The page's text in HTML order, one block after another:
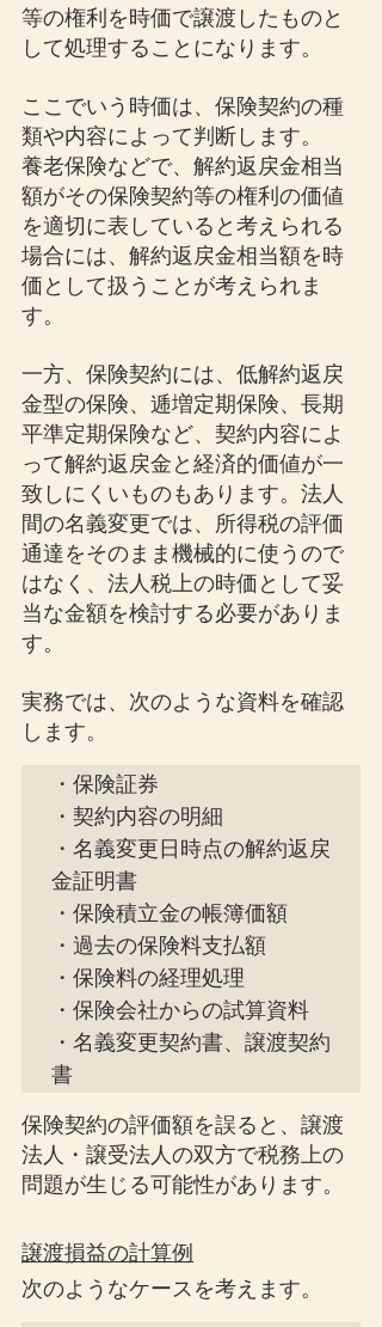
等の権利を時価で譲渡したものと
して処理することになります。
ここでいう時価は、保険契約の種
類や内容によって判断します。
養老保険などで、解約返戻金相当
額がその保険契約等の権利の価値
を適切に表していると考えられる
場合には、解約返戻金相当額を時
価として扱うことが考えられま
す。
一方、保険契約には、低解約返戻
金型の保険、逓増定期保険、長期
平準定期保険など、契約内容によ
って解約返戻金と経済的価値が一
致しにくいものもあります。法人
間の名義変更では、所得税の評価
通達をそのまま機械的に使うので
はなく、法人税上の時価として妥
当な金額を検討する必要がありま
す。
実務では、次のような資料を確認
します。
・保険証券
・契約内容の明細
・名義変更日時点の解約返戻
金証明書
・保険積立金の帳簿価額
・過去の保険料支払額
・保険料の経理処理
・保険会社からの試算資料
・名義変更契約書、譲渡契約
書
保険契約の評価額を誤ると、譲渡
法人・譲受法人の双方で税務上の
問題が生じる可能性があります。
譲渡損益の計算例
次のようなケースを考えます。